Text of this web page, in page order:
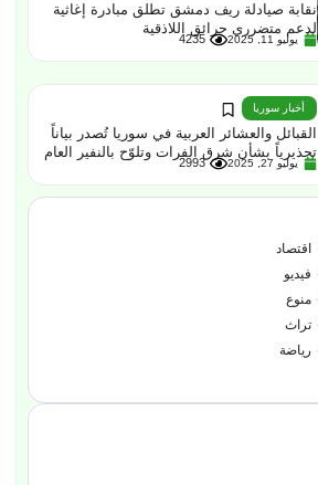
نقابة صيادلة ريف دمشق تطلق مبادرة إغاثية
لدعم متضرري حرائق اللاذقية
يوليو 11, 2025 4235
أخبار سوريا
القبائل والعشائر العربية في سوريا تُصدر بياناً
تحذيرياً بشأن شرق الفرات وتلوّح بالنفير العام
يوليو 27, 2025 2993
اقتصاد
فيديو
منوع
تراث
رياضة